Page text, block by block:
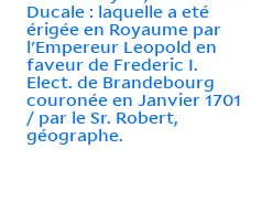
Ducale : laquelle a eté
érigée en Royaume par
l'Empereur Leopold en
faveur de Frederic I.
Elect. de Brandebourg
couronée en Janvier 1701
/ par le Sr. Robert,
géographe.